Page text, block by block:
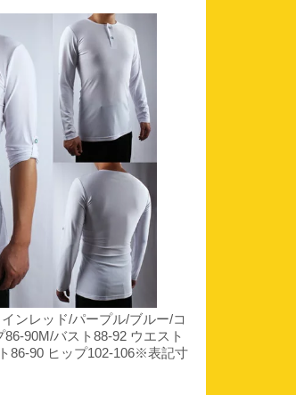
ンレッド/パープル/ブルー/コ
90M/バスト88-92 ウエスト
86-90 ヒップ102-106※表記寸